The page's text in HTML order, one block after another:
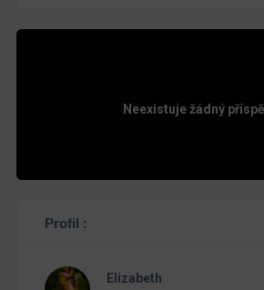
Neexistuje žádný
Profil :
Elizabeth